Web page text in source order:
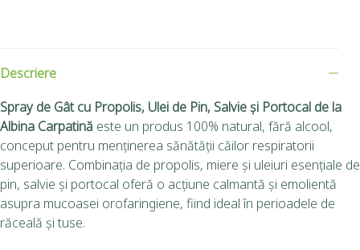
Descriere
Spray de Gât cu Propolis, Ulei de Pin, Salvie și Portocal de la
Albina Carpatină este un produs 100% natural, fără alcool,
conceput pentru menținerea sănătății căilor respiratorii
superioare. Combinația de propolis, miere și uleiuri esențiale de
pin, salvie și portocal oferă o acțiune calmantă și emolientă
asupra mucoasei orofaringiene, fiind ideal în perioadele de
răceală și tuse.